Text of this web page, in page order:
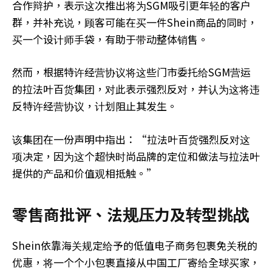
合作辩护，表示这次推出将为SGM吸引更年轻的客户
群，并补充说，顾客可能在买一件Shein商品的同时，
买一个设计师手袋，有助于带动整体销售。
然而，根据特许经营协议将这些门市委托给SGM营运
的拉法叶百货集团，对此表示强烈反对，并认为这将违
反特许经营协议，计划阻止其发生。
该集团在一份声明中指出：“拉法叶百货强烈反对这
项决定，因为这个超快时尚品牌的定位和做法与拉法叶
提供的产品和价值观相抵触。”
零售商批评、法规压力及转型挑战
Shein依靠海关规定给予的低值电子商务包裹免关税的
优惠，将一个个小包裹直接从中国工厂寄给全球买家，